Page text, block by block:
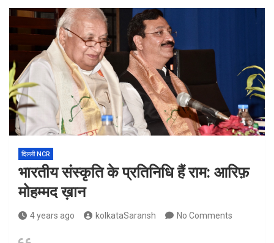
दिल्ली NCR
भारतीय संस्कृति के प्रतिनिधि हैं राम: आरिफ़
मोहम्मद ख़ान
4 years ago kolkataSaransh No Comments